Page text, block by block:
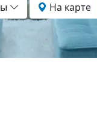
На карте